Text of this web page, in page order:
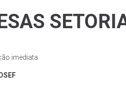
imediata